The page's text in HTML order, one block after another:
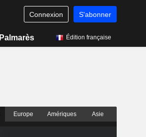
Connexion S'abonner
Palmarès Édition française
Europe Amériques Asie